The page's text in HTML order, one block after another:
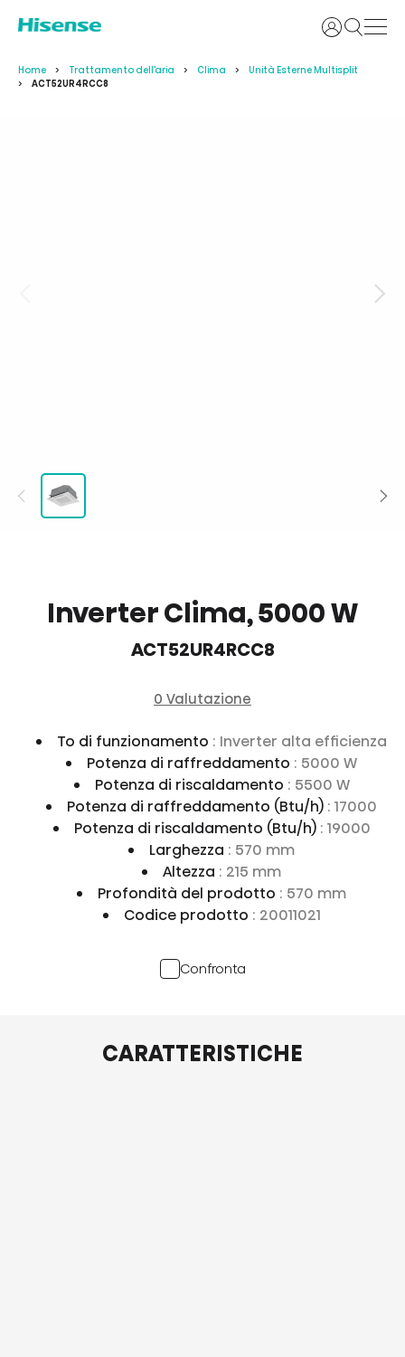
Accedi
Home Trattamento dell'aria Clima
Unità Esterne Multisplit
ACT52UR4RCC8
Inverter Clima, 5000 W
ACT52UR4RCC8
0 Valutazione
To di funzionamento : Inverter alta efficienza
Potenza di raffreddamento : 5000 W
Potenza di riscaldamento : 5500 W
Potenza di raffreddamento (Btu/h) : 17000
Potenza di riscaldamento (Btu/h) : 19000
Larghezza : 570 mm
Altezza : 215 mm
Profondità del prodotto : 570 mm
Codice prodotto : 20011021
Confronta
CARATTERISTICHE